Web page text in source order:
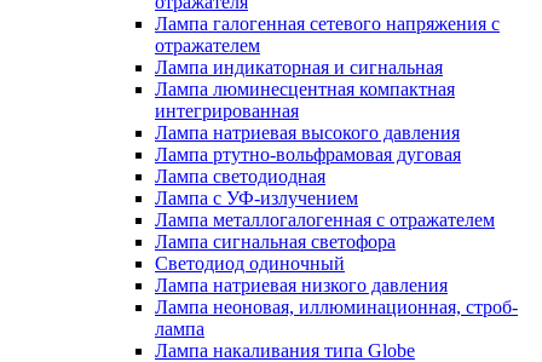
Лампа галогенная сетевого напряжения с
отражателем
Лампа индикаторная и сигнальная
Лампа люминесцентная компактная
интегрированная
Лампа натриевая высокого давления
Лампа ртутно-вольфрамовая дуговая
Лампа светодиодная
Лампа с УФ-излучением
Лампа металлогалогенная с отражателем
Лампа сигнальная светофора
Светодиод одиночный
Лампа натриевая низкого давления
Лампа неоновая, иллюминационная, строб-
лампа
Лампа накаливания типа Globe